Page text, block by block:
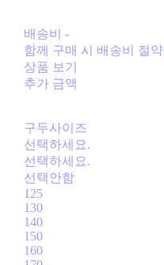
배송비 -
함께 구매 시 배송비 절약
상품 보기
추가 금액
구두사이즈
선택하세요.
선택하세요.
선택안함
125
130
140
150
160